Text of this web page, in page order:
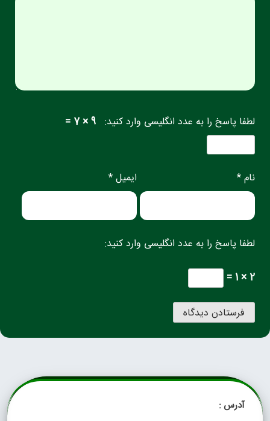
لطفا پاسخ را به عدد انگلیسی وارد کنید: 9 × 7 =
نام * ایمیل *
لطفا پاسخ را به عدد انگلیسی وارد کنید:
2 × 1 =
آدرس :